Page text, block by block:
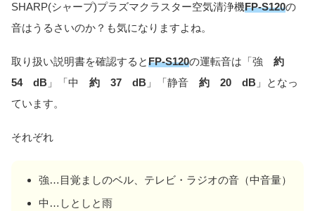
SHARP(シャープ)プラズマクラスター空気清浄機FP-S120の
音はうるさいのか？も気になりますよね。
取り扱い説明書を確認するとFP-S120の運転音は「強 約
54 dB 」「中 約 37 dB 」「静音 約 20 dB 」となっ
ています。
それぞれ
強…目覚ましのベル、テレビ・ラジオの音（中音量）
中…しとしと雨